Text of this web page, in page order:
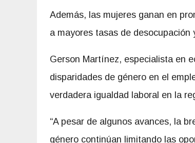
Además, las mujeres ganan en
a mayores tasas de desocupación
Gerson Martínez, especialista en
disparidades de género en el
verdadera igualdad laboral en la
“A pesar de algunos avances, la
género continúan limitando las